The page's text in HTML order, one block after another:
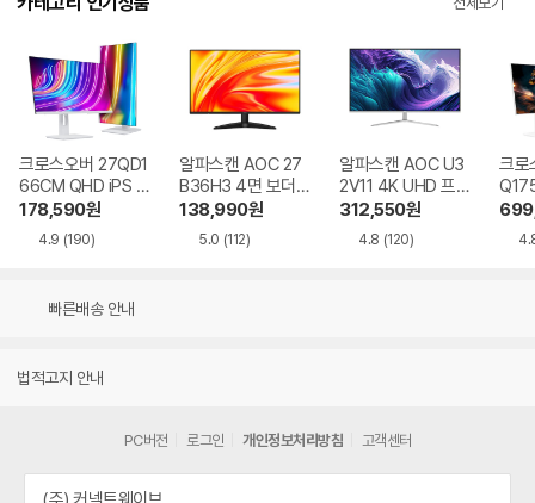
크로스오버 27QD1
66CM QHD iPS U
SB-C 화이트 Ai 멀
티스탠드
178,590원
4.9 (190)
알파스캔 AOC 27
B36H3 4면 보더리
스 IPS 120 시력보
호 무결점
138,990원
5.0 (112)
알파스캔 AOC U3
2V11 4K UHD 프리
싱크 HDR 시력보호
무결점
312,550원
4.8 (120)
크로
Ai
빠른배송 안내
법적고지 안내
PC버전 로그인 개인정보처리방침 고객센터